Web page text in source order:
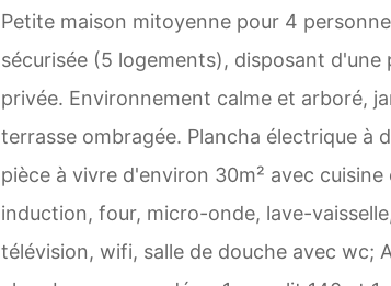
Petite maison mitoyenne pour 4
sécurisée (5 logements), disposant d'une
privée. Environnement calme et arboré,
terrasse ombragée. Plancha électrique à
pièce à vivre d'environ 30m² avec cuisine
induction, four, micro-onde, lave-
télévision, wifi, salle de douche avec wc;